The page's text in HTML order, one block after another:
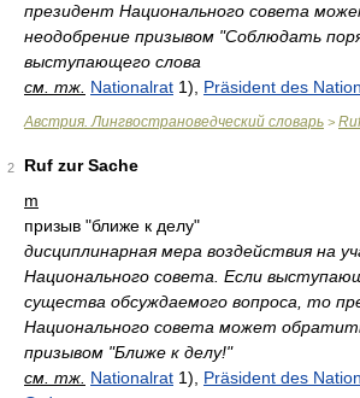
президент Национального совета
неодобрение призывом "Соблюдать
выступающего слова
см. тж. Nationalrat 1), Präsident des
Австрия. Лингвострановедческий словарь >
2
Ruf zur Sache
m
призыв "ближе к делу"
дисциплинарная мера воздействия на
Национального совета. Если
существа обсуждаемого вопроса, то
Национального совета может
призывом "Ближе к делу!"
см. тж. Nationalrat 1), Präsident des